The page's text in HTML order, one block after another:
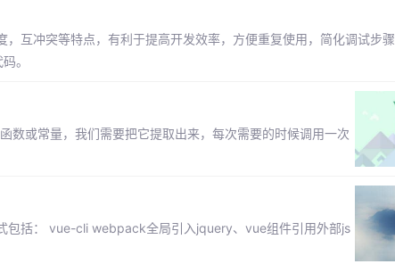
互冲突等特点，有利于提高开发效率，方便重复使用，简化调试步
。
数或常量，我们需要把它提取出来，每次需要的时候调用一次
包括： vue-cli webpack全局引入jquery、vue组件引用外部js